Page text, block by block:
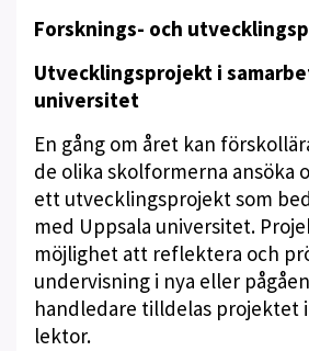
Forsknings- och
Utvecklingsprojekt i
universitet
En gång om året kan
de olika skolformerna ansöka
ett utvecklingsprojekt som
med Uppsala universitet.
möjlighet att reflektera och
undervisning i nya eller
handledare tilldelas projektet
lektor.